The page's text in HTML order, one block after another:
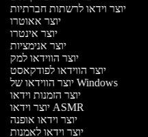
יוצר וידאו לרשתות חברתיות
יוצר אאוטרו
יוצר אינטרו
יוצר אנימציות
יוצר הווידאו למק
יוצר הווידאו לפודקאסט
יוצר הווידאו של Windows
יוצר הזמנות וידאו
יוצר וידאו ASMR
יוצר וידאו אופנה
יוצר וידאו לאמנות